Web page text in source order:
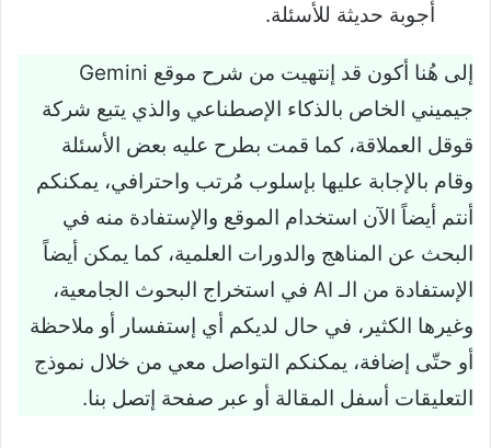
أجوبة حديثة للأسئلة.
إلى هُنا أكون قد إنتهيت من شرح موقع Gemini
جيميني الخاص بالذكاء الإصطناعي والذي يتبع شركة
قوقل العملاقة، كما قمت بطرح عليه بعض الأسئلة
وقام بالإجابة عليها بإسلوب مُرتب واحترافي، يمكنكم
أنتم أيضاً الآن استخدام الموقع والإستفادة منه في
البحث عن المناهج والدورات العلمية، كما يمكن أيضاً
الإستفادة من الـ AI في استخراج البحوث الجامعية،
وغيرها الكثير، في حال لديكم أي إستفسار أو ملاحظة
أو حتّى إضافة، يمكنكم التواصل معي من خلال نموذج
التعليقات أسفل المقالة أو عبر صفحة إتصل بنا.